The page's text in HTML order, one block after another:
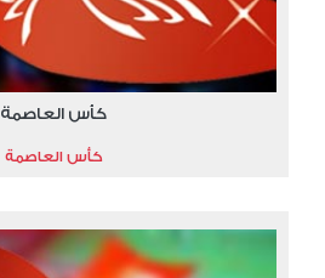
كأس العاصمة
كأس العاصمة